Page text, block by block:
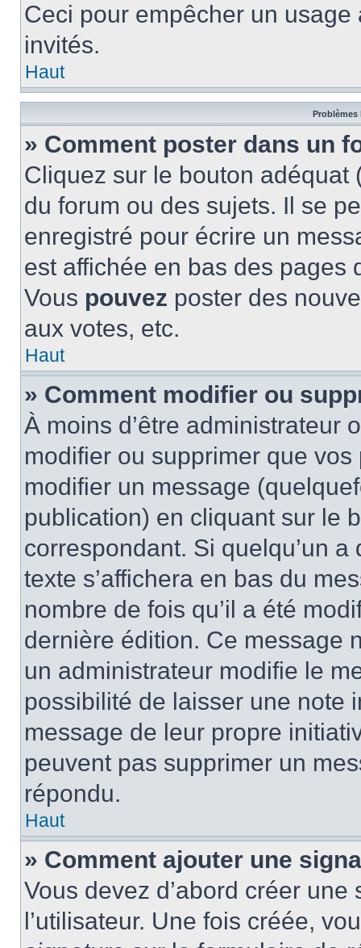
Ceci pour empêcher un
invités.
Haut
Problèmes
» Comment poster dans un
Cliquez sur le bouton
du forum ou des sujets. Il se
enregistré pour écrire un
est affichée en bas des pages
Vous pouvez poster des
aux votes, etc.
Haut
» Comment modifier ou
À moins d’être administrateur
modifier ou supprimer que
modifier un message
publication) en cliquant sur le
correspondant. Si quelqu’un
texte s’affichera en bas du
nombre de fois qu’il a été
dernière édition. Ce message
un administrateur modifie le
possibilité de laisser une note
message de leur propre
peuvent pas supprimer un
répondu.
Haut
» Comment ajouter une
Vous devez d’abord créer
l’utilisateur. Une fois créée,